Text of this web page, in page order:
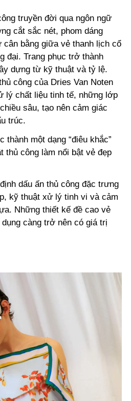
truyền đời qua ngôn ngữ
cắt sắc nét, phom dáng
bằng giữa vẻ thanh lịch cổ
đại. Trang phục trở thành
dựng từ kỹ thuật và tỷ lệ.
công của Dries Van Noten
lý chất liệu tinh tế, những lớp
sâu, tạo nên cảm giác
trúc.
thành một dạng “điêu khắc”
thủ công làm nổi bật vẻ đẹp
dấu ấn thủ công đặc trưng
kỹ thuật xử lý tinh vi và cảm
Những thiết kế đề cao vẻ
càng trở nên có giá trị